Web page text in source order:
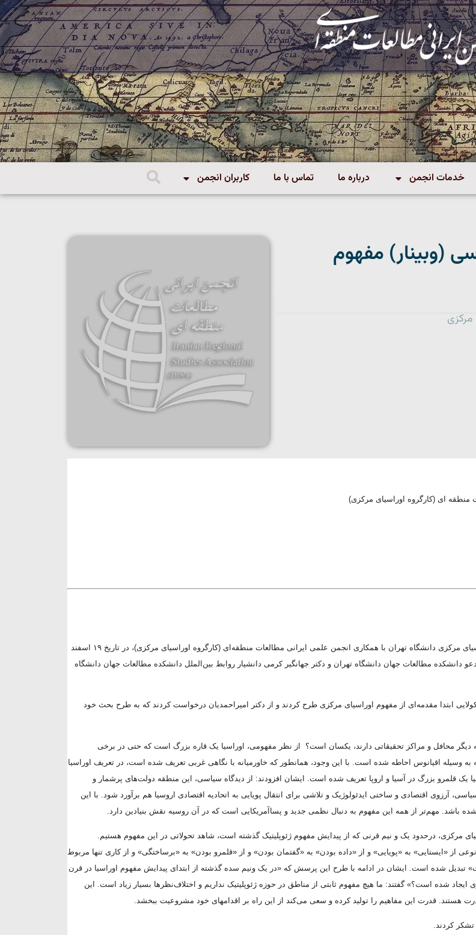
خدمات انجمن درباره ما تماس با ما کاربران انجمن
(وبینار) مفهوم
منطقه ای (کارگروه اوراسیای مرکزی)
" از سوی مرکز مطالعات اوراسیای مرکزی دانشگاه تهران با همکاری انجمن علمی ایرانی مطالعات منطقه‌ای (کارگروه اوراسیای مرکزی)، در تاریخ ۱۹ اسفند
دانشکده مطالعات جهان دانشگاه تهران و دکتر جهانگیر کرمی دانشیار روابط بین‌الملل دانشکده مطالعات جهان دانشگاه
ابتدا مقدمه‌ای از مفهوم اوراسیای مرکزی طرح کردند و از دکتر امیراحمدیان درخواست کردند که به طرح بحث خود
که دیگر محافل و مراکز تحقیقاتی دارند، یکسان است؟ از نظر مفهومی، اوراسیا یک قاره بزرگ است که حتی در برخی
وسیله اقیانوس احاطه شده است. با این وجود، همانطور که خاورمیانه با نگاهی غربی‌ تعریف شده است، در تعریف اوراسیا
یک قلمرو بزرگ در آسیا و اروپا تعریف شده است. ایشان افزودند: از دیدگاه سیاسی، این منطقه دولت‌های پرشمار و
آرزوی اقتصادی و ساختی ایدئولوژیک و تلاشی برای انتقال پویایی به اتحادیه اقتصادی اروسیا هم برآورد شود. با این
شده باشد. مهم‌تر از همه این مفهوم به دنبال نظمی جدید و پسا‌آمریکایی است که در آن روسیه نقش بنیادین دارد.
مرکزی، درحدود یک و نیم قرنی که از پیدایش مفهوم ژئوپلیتیک گذشته است، شاهد تحولاتی در این مفهوم هستیم.
از «ایستایی» به «پویایی» و از «داده بودن» به «گفتمان بودن» و از «قلمرو بودن» به «برساختگی» و از کاری تنها مربوط
شده است. ایشان در ادامه با طرح این پرسش که «در یک ونیم سده گذشته از ابتدای پیدایش مفهوم اوراسیا در قرن
شده است؟» گفتند: ما هیچ مفهوم ثابتی از مناطق در حوزه ژئوپلیتیک نداریم و اختلاف‌نظرها بسیار زیاد است. این
هستند. قدرت این مفاهیم را تولید کرده و سعی می‌کند از این راه بر اقدام­های خود مشروعیت ببخشد.
تشکر کردند.